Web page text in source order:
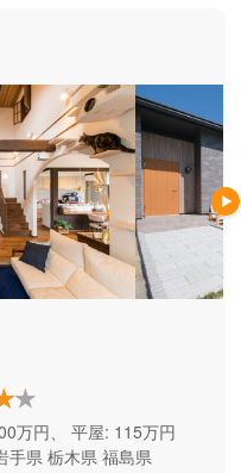
万円、 平屋: 115万円
手県 栃木県 福島県